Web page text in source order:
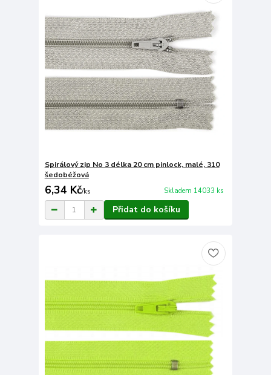
Spirálový zip No 3 délka 20 cm pinlock, malé, 310
šedobéžová
6,34 Kč/ks Skladem 14033 ks
Přidat do košíku